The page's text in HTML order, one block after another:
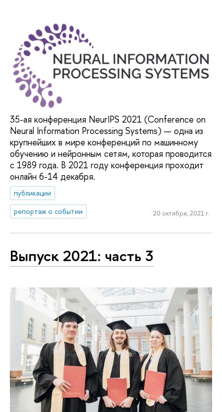
35-ая конференция NeurIPS 2021 (Conference on
Neural Information Processing Systems) — одна из
крупнейших в мире конференций по машинному
обучению и нейронным сетям, которая проводится
с 1989 года. В 2021 году конференция проходит
онлайн 6-14 декабря.
публикации
репортаж о событии
20 октября, 2021 г.
Выпуск 2021: часть 3